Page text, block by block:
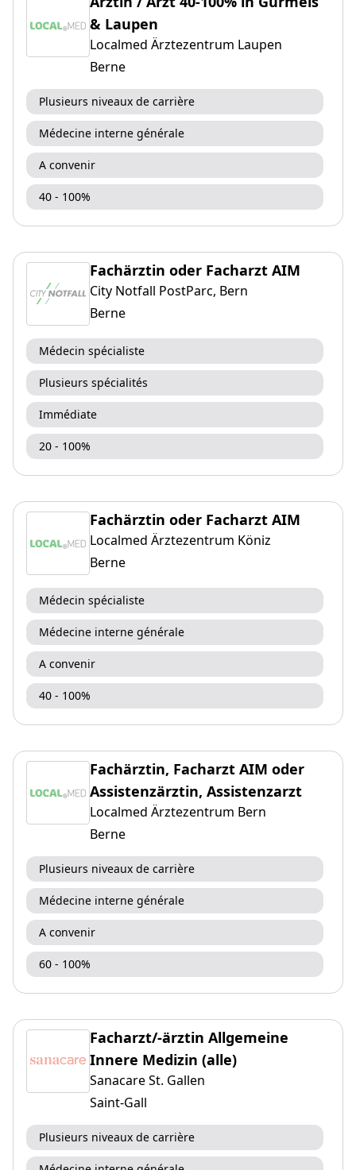
& Laupen
Localmed Ärztezentrum Laupen
Berne
Plusieurs niveaux de carrière
Médecine interne générale
A convenir
40 - 100%
Fachärztin oder Facharzt AIM
City Notfall PostParc, Bern
Berne
Médecin spécialiste
Plusieurs spécialités
Immédiate
20 - 100%
Fachärztin oder Facharzt AIM
Localmed Ärztezentrum Köniz
Berne
Médecin spécialiste
Médecine interne générale
A convenir
40 - 100%
Fachärztin, Facharzt AIM oder
Assistenzärztin, Assistenzarzt
Localmed Ärztezentrum Bern
Berne
Plusieurs niveaux de carrière
Médecine interne générale
A convenir
60 - 100%
Facharzt/-ärztin Allgemeine
Innere Medizin (alle)
Sanacare St. Gallen
Saint-Gall
Plusieurs niveaux de carrière